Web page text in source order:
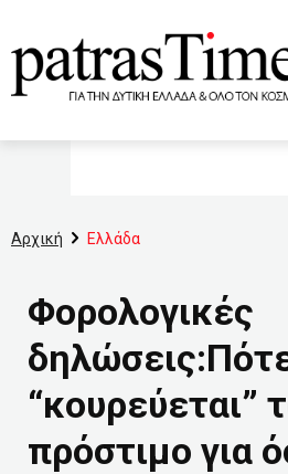
Αρχική Ελλάδα
Φορολογικές
“κουρεύεται”
πρόστιμο για